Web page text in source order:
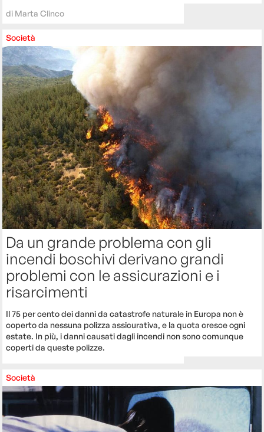
di Marta Clinco
Società
Da un grande problema con gli
incendi boschivi derivano grandi
problemi con le assicurazioni e i
risarcimenti
Il 75 per cento dei danni da catastrofe naturale in Europa non è
coperto da nessuna polizza assicurativa, e la quota cresce ogni
estate. In più, i danni causati dagli incendi non sono comunque
coperti da queste polizze.
Società